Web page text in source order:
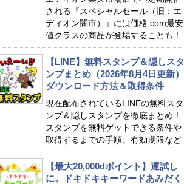
される『スペシャルセール（旧：エ
ディオン闇市）』には価格.com最安
値クラスの商品が登場することも！
【LINE】無料スタンプ＆隠しスタ
ンプまとめ（2026年8月4日更新）
ダウンロード方法＆取得条件
現在配布されているLINEの無料スタ
ンプ＆隠しスタンプを徹底まとめ！
スタンプを無料ゲットできる条件や
取得するまでの手順、有効期限など
【最大20,000dポイント】運試し
に。ドキドキキーワードあみだく